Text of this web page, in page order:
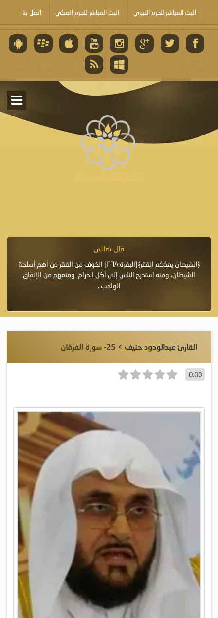
البث المباشر للحرم النبوي البث المباشر للحرم المكي اتصل بنا
قال تعالى
﴿الشيطان يعِدُكم الفقر﴾[البقرة:٢٦٨] الخوف من الفقر من أهم أسلحة
الشيطان، ومنه استدرج الناس إلى أكل الحرام، ومنعهم من الإنفاق
الواجب .
القارئ عبدالودود حنيف > 25- سورة الفرقان
0.00